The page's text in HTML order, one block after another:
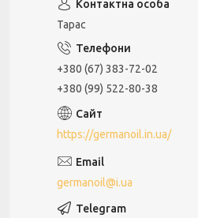
Тарас
+380 (67) 383-72-02
+380 (99) 522-80-38
https://germanoil.in.ua/
germanoil@i.ua